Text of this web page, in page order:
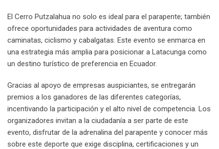
El Cerro Putzalahua no solo es ideal para el parapente; también
ofrece oportunidades para actividades de aventura como
caminatas, ciclismo y cabalgatas. Este evento se enmarca en
una estrategia más amplia para posicionar a Latacunga como
un destino turístico de preferencia en Ecuador.
Gracias al apoyo de empresas auspiciantes, se entregarán
premios a los ganadores de las diferentes categorías,
incentivando la participación y el alto nivel de competencia. Los
organizadores invitan a la ciudadanía a ser parte de este
evento, disfrutar de la adrenalina del parapente y conocer más
sobre este deporte que exige disciplina, certificaciones y un